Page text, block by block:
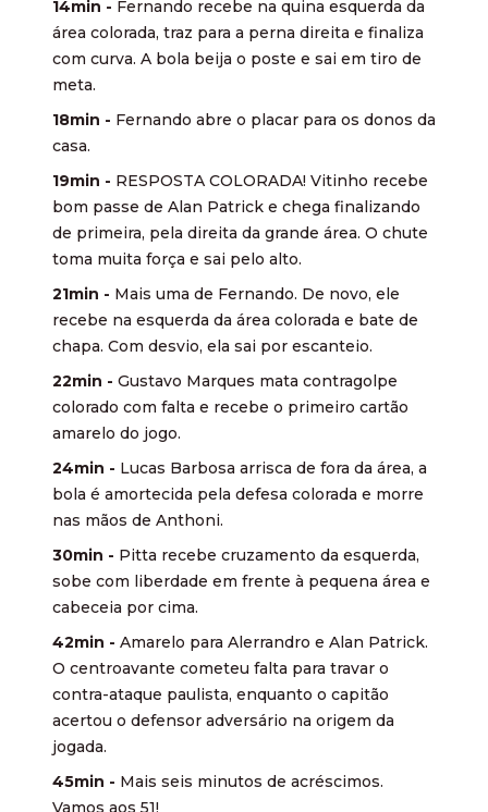
14min - Fernando recebe na quina esquerda da
área colorada, traz para a perna direita e finaliza
com curva. A bola beija o poste e sai em tiro de
meta.
18min - Fernando abre o placar para os donos da
casa.
19min - RESPOSTA COLORADA! Vitinho recebe
bom passe de Alan Patrick e chega finalizando
de primeira, pela direita da grande área. O chute
toma muita força e sai pelo alto.
21min - Mais uma de Fernando. De novo, ele
recebe na esquerda da área colorada e bate de
chapa. Com desvio, ela sai por escanteio.
22min - Gustavo Marques mata contragolpe
colorado com falta e recebe o primeiro cartão
amarelo do jogo.
24min - Lucas Barbosa arrisca de fora da área, a
bola é amortecida pela defesa colorada e morre
nas mãos de Anthoni.
30min - Pitta recebe cruzamento da esquerda,
sobe com liberdade em frente à pequena área e
cabeceia por cima.
42min - Amarelo para Alerrandro e Alan Patrick.
O centroavante cometeu falta para travar o
contra-ataque paulista, enquanto o capitão
acertou o defensor adversário na origem da
jogada.
45min - Mais seis minutos de acréscimos.
Vamos aos 51!